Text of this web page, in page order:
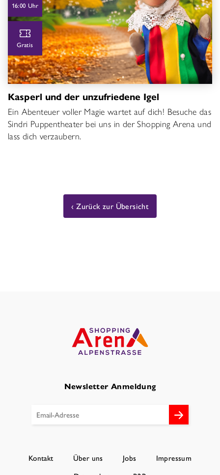
16:00 Uhr
Gratis
Kasperl und der unzufriedene Igel
Ein Abenteuer voller Magie wartet auf dich! Besuche das
Sindri Puppentheater bei uns in der Shopping Arena und
lass dich verzaubern.
Zurück zur Übersicht
Newsletter Anmeldung
Kontakt Über uns Jobs
Impressum